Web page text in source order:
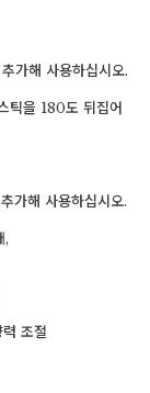
가해 사용하십시오.
틱을 180도 뒤집어
가해 사용하십시오.
,
조절